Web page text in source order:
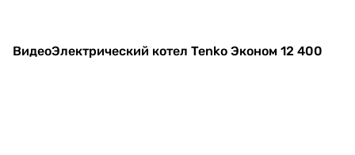
ВидеоЭлектрический котел Tenko Эконом 12 400